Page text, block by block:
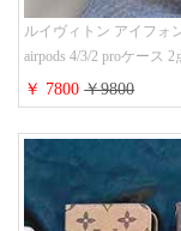
ルイヴィトン アイフォ
airpods 4/3/2 proケース
財布カード入り 多機能
め
￥ 7800￥9800